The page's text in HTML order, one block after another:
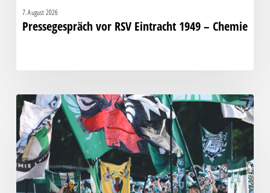
7. August 2026
Pressegespräch vor RSV Eintracht 1949 – Chemie
Faninfo
zum
Auswärtsspiel
beim
RSV
Eintracht